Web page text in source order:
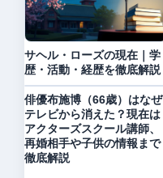
サヘル・ローズの現在｜学
歴・活動・経歴を徹底解説
俳優布施博（66歳）はなぜ
テレビから消えた？現在は
アクターズスクール講師、
再婚相手や子供の情報まで
徹底解説